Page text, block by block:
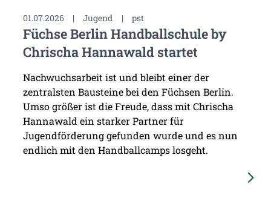
01.07.2026 | Jugend | pst
Füchse Berlin Handballschule by
Chrischa Hannawald startet
Nachwuchsarbeit ist und bleibt einer der
zentralsten Bausteine bei den Füchsen Berlin.
Umso größer ist die Freude, dass mit Chrischa
Hannawald ein starker Partner für
Jugendförderung gefunden wurde und es nun
endlich mit den Handballcamps losgeht.